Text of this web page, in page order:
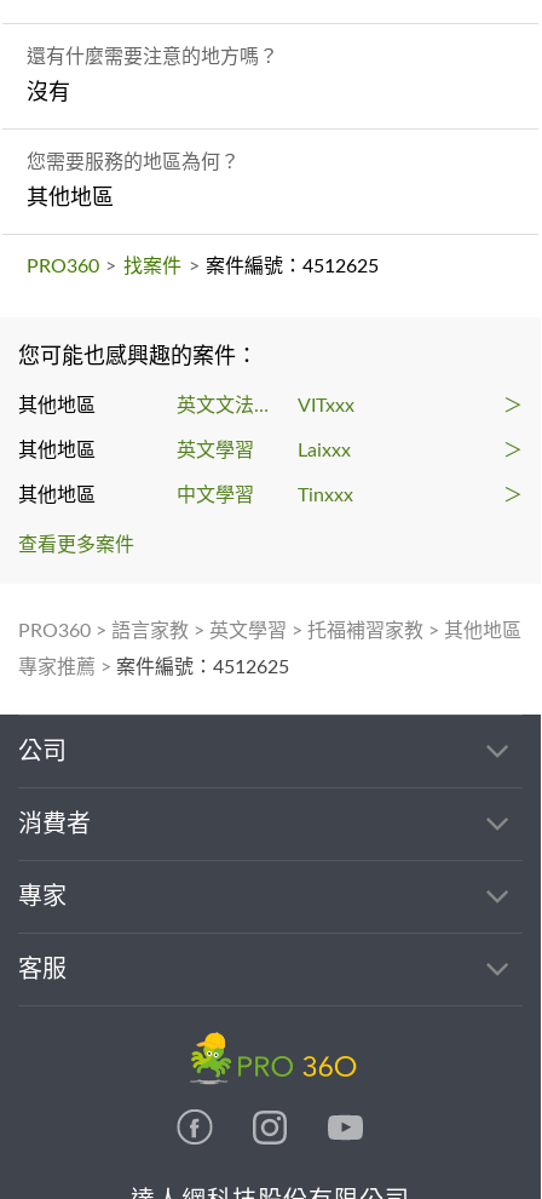
還有什麼需要注意的地方嗎？
沒有
您需要服務的地區為何？
其他地區
PRO360 > 找案件 > 案件編號：4512625
您可能也感興趣的案件：
其他地區 英文文法課程 VITxxx ＞
其他地區 英文學習 Laixxx ＞
其他地區 中文學習 Tinxxx ＞
查看更多案件
PRO360 > 語言家教 > 英文學習 > 托福補習家教 > 其他地區
專家推薦 > 案件編號：4512625
公司
消費者
專家
客服